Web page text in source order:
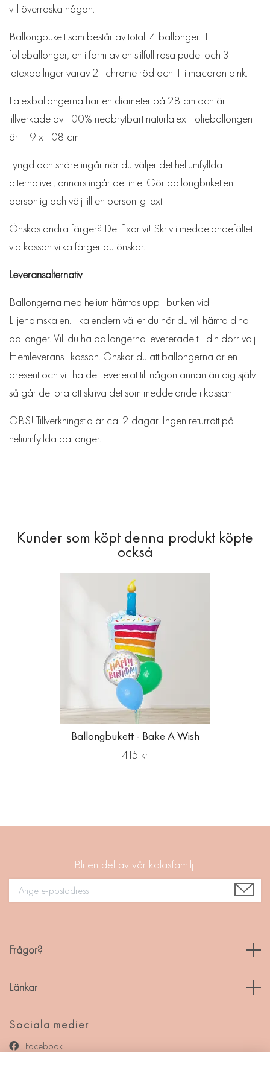
vill överraska någon.
Ballongbukett som består av totalt 4 ballonger. 1
folieballonger, en i form av en stilfull rosa pudel och 3
latexballnger varav 2 i chrome röd och 1 i macaron pink.
Latexballongerna har en diameter på 28 cm och är
tillverkade av 100% nedbrytbart naturlatex. Folieballongen
är 119 x 108 cm.
Tyngd och snöre ingår när du väljer det heliumfyllda
alternativet, annars ingår det inte. Gör ballongbuketten
personlig och välj till en personlig text.
Önskas andra färger? Det fixar vi! Skriv i meddelandefältet
vid kassan vilka färger du önskar.
Leveransalternativ
Ballongerna med helium hämtas upp i butiken vid
Liljeholmskajen. I kalendern väljer du när du vill hämta dina
ballonger. Vill du ha ballongerna levererade till din dörr välj
Hemleverans i kassan. Önskar du att ballongerna är en
present och vill ha det levererat till någon annan än dig själv
så går det bra att skriva det som meddelande i kassan.
OBS! Tillverkningstid är ca. 2 dagar. Ingen returrätt på
heliumfyllda ballonger.
Ballongbukett - Bake A Wish
415 kr
Bli en del av vår kalasfamilj!
Frågor?
Länkar
Sociala medier
Facebook